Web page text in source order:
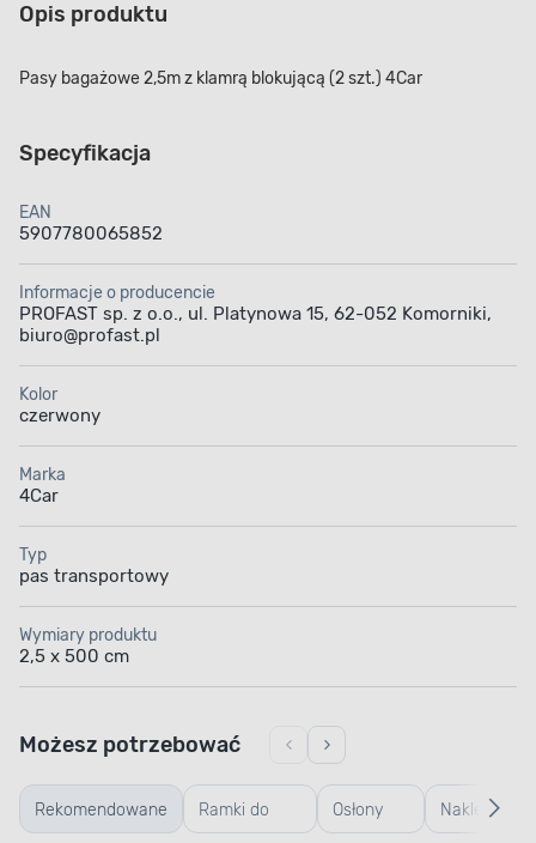
Opis produktu
Pasy bagażowe 2,5m z klamrą blokującą (2 szt.) 4Car
Specyfikacja
EAN
5907780065852
Informacje o producencie
PROFAST sp. z o.o., ul. Platynowa 15, 62-052 Komorniki,
biuro@profast.pl
Kolor
czerwony
Marka
4Car
Typ
pas transportowy
Wymiary produktu
2,5 x 500 cm
Rekomendowane Ramki do Osłony Naklejki i
Możesz potrzebować